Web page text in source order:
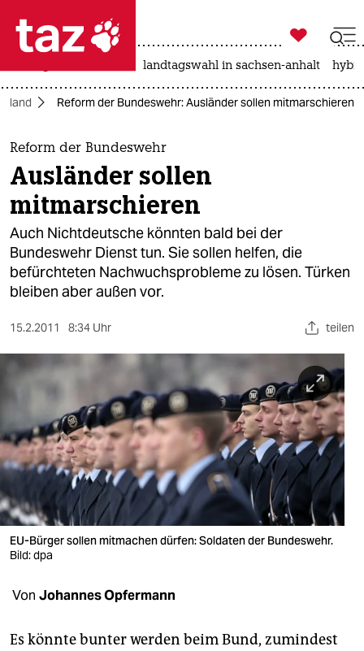
 taz zahl ich
taz zahl ich
themen
politik
öko
gesellschaft
kultur
sport
berlin
nord
wahrheit
verlag
verlag
veranstaltungen
fragen & hilfe
unterstützen

taz zahl ich
landtagswahl in sachsen-anhalt
Reform der Bundeswehr: Ausländer sollen mitmarschieren
Reform der Bundeswehr
Ausländer sollen
mitmarschieren
Auch Nichtdeutsche könnten bald bei der
Bundeswehr Dienst tun. Sie sollen helfen, die
befürchteten Nachwuchsprobleme zu lösen. Türken
bleiben aber außen vor.
15.2.2011 8:34 Uhr teilen
EU-Bürger sollen mitmachen dürfen: Soldaten der Bundeswehr.
Bild: dpa
Von Johannes Opfermann
Es könnte bunter werden beim Bund, zumindest